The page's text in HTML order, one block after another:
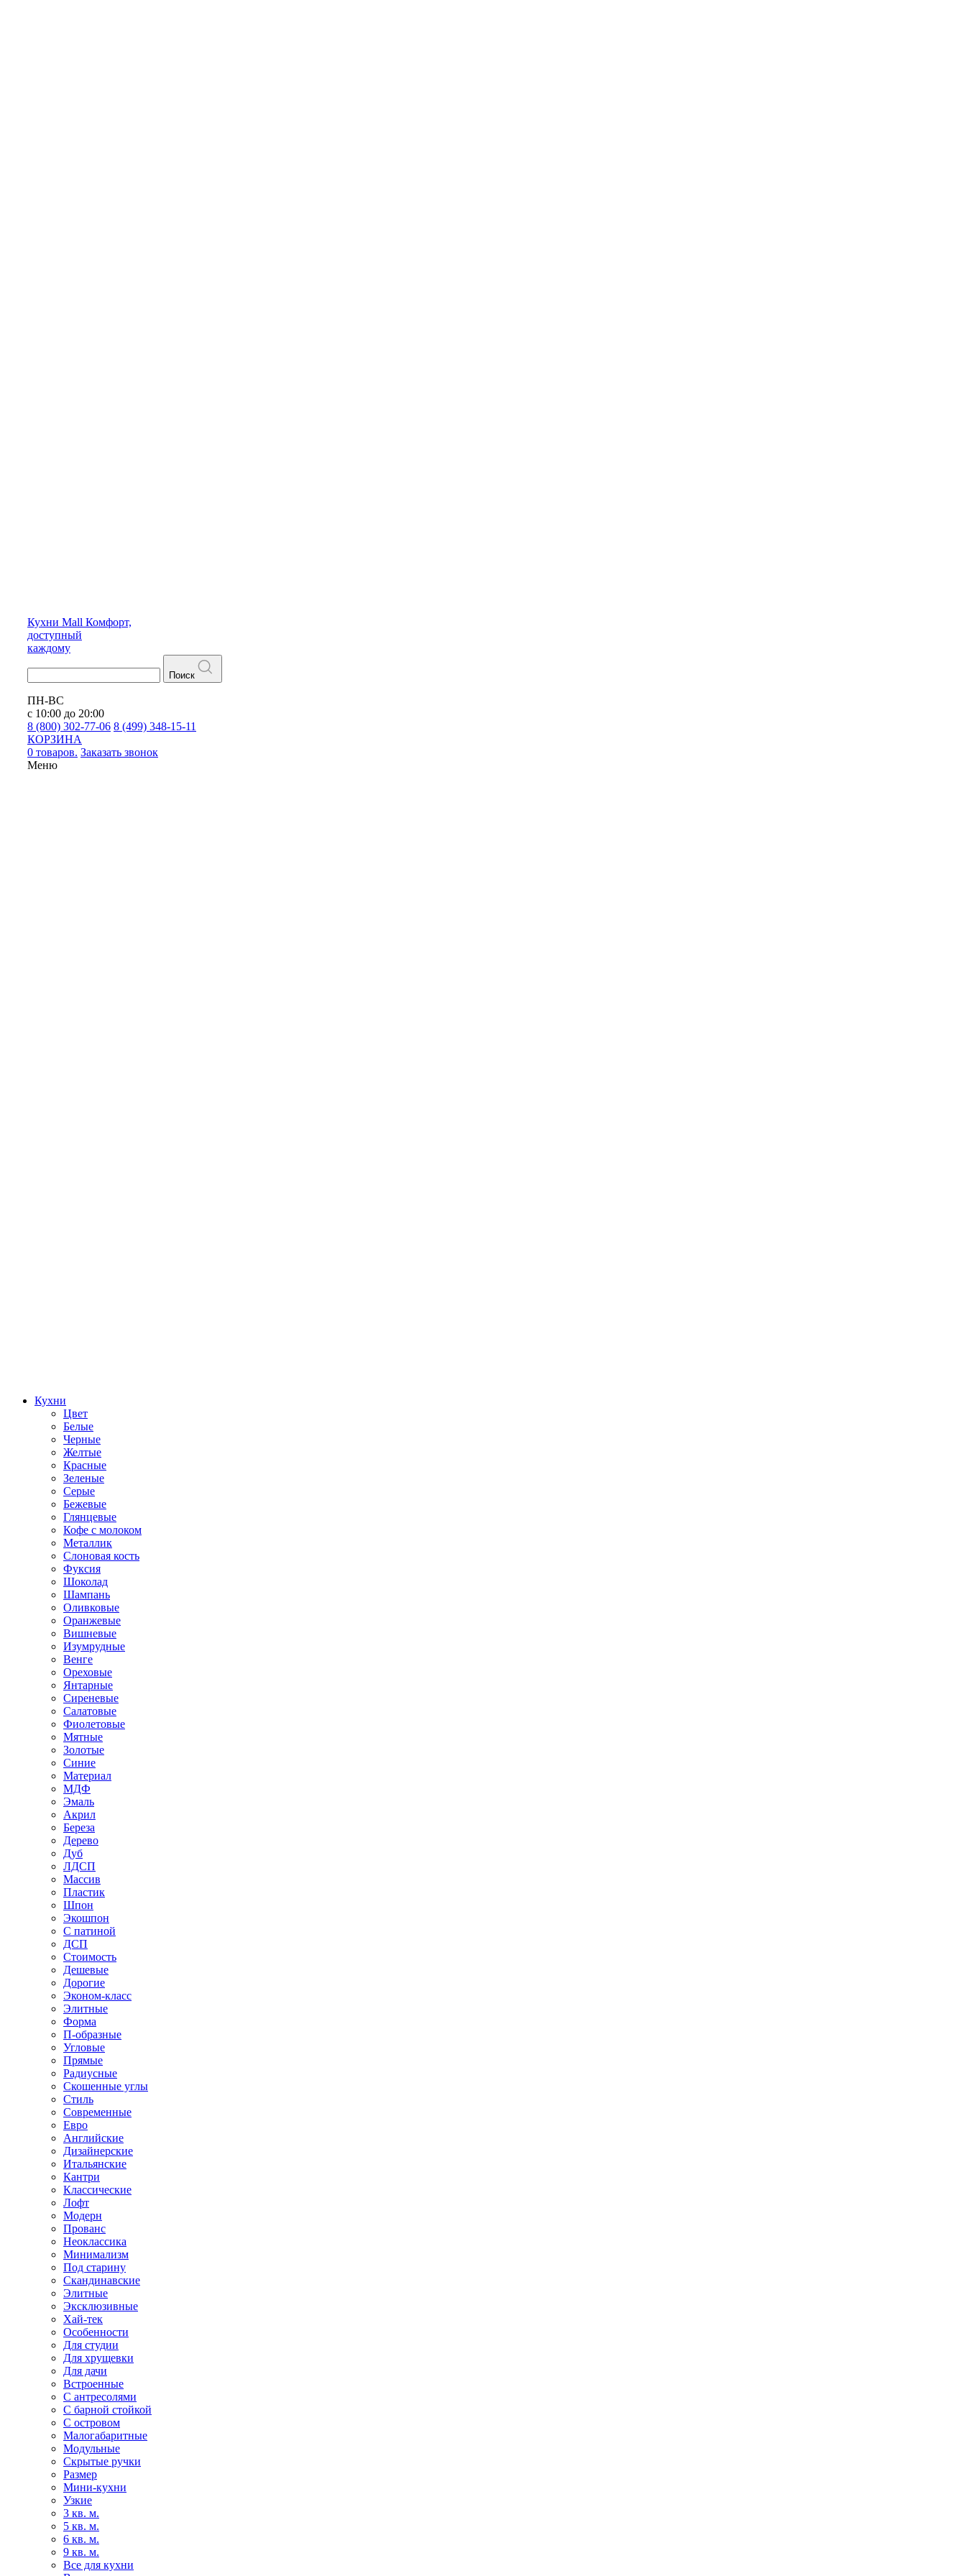
Кухни Mall Комфорт,
доступный
каждому
Поиск
ПН-ВС
с 10:00 до 20:00
8 (800) 302-77-06 8 (499) 348-15-11
КОРЗИНА
0 товаров. Заказать звонок
Меню
Кухни
Цвет
Белые
Черные
Желтые
Красные
Зеленые
Серые
Бежевые
Глянцевые
Кофе с молоком
Металлик
Слоновая кость
Фуксия
Шоколад
Шампань
Оливковые
Оранжевые
Вишневые
Изумрудные
Венге
Ореховые
Янтарные
Сиреневые
Салатовые
Фиолетовые
Мятные
Золотые
Синие
Материал
МДФ
Эмаль
Акрил
Береза
Дерево
Дуб
ЛДСП
Массив
Пластик
Шпон
Экошпон
С патиной
ДСП
Стоимость
Дешевые
Дорогие
Эконом-класс
Элитные
Форма
П-образные
Угловые
Прямые
Радиусные
Скошенные углы
Стиль
Современные
Евро
Английские
Дизайнерские
Итальянские
Кантри
Классические
Лофт
Модерн
Прованс
Неоклассика
Минимализм
Под старину
Скандинавские
Элитные
Эксклюзивные
Хай-тек
Особенности
Для студии
Для хрущевки
Для дачи
Встроенные
С антресолями
С барной стойкой
С островом
Малогабаритные
Модульные
Скрытые ручки
Размер
Мини-кухни
Узкие
3 кв. м.
5 кв. м.
6 кв. м.
9 кв. м.
Все для кухни